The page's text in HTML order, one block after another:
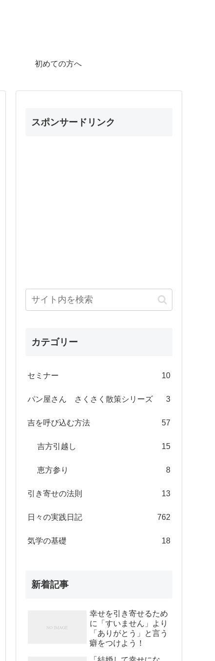
初めての方へ
スポンサードリンク
カテゴリー
セミナー 10
パン屋さん さくさく散策シリーズ 3
吉を呼び込む方法 57
吉方引越し 15
恵方参り 8
引き寄せの法則 13
日々の実践日記 762
気学の基礎 18
新着記事
幸せを引き寄せるため
に「すいません」より
「ありがとう」と言う
癖をつけよう！